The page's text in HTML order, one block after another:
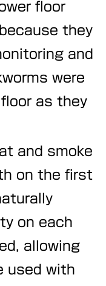
floor
they
and
were
as they
and smoke
on the first
on each
allowing
used with